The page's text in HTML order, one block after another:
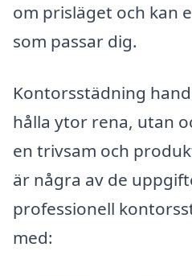
om prisläget och kan
som passar dig.
Kontorsstädning
hålla ytor rena, utan
en trivsam och
är några av de
professionell
med: